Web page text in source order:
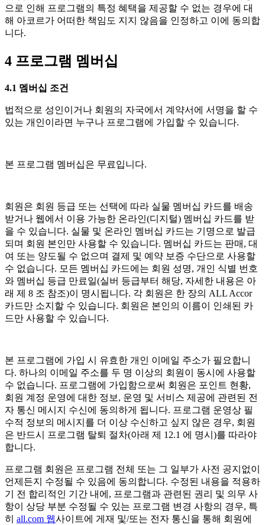
으로 인해 프로그램의 특정 혜택을 제공할 수 없는 경우에 대
해 아코르가 어떠한 책임도 지지 않음을 인정하고 이에 동의합
니다.
4 프로그램 멤버십
4.1 멤버십 조건
법적으로 성인이거나 회원의 자국에서 계약서에 서명을 할 수
있는 개인이라면 누구나 프로그램에 가입할 수 있습니다.
본 프로그램 멤버십은 무료입니다.
회원은 회원 등급 또는 선택에 따라 실물 멤버십 카드를 배송
받거나 웹에서 이용 가능한 온라인(디지털) 멤버십 카드를 받
을 수 있습니다. 실물 및 온라인 멤버십 카드는 기명으로 발급
되며 회원 본인만 사용할 수 있습니다. 멤버십 카드는 판매, 대
여 또는 양도될 수 없으며 결제 및 예약 보증 수단으로 사용할
수 없습니다. 모든 멤버십 카드에는 회원 성명, 개인 식별 번호
와 멤버십 등급 만료일(실버 등급부터 해당, 자세한 내용은 아
래 제 8 조 참조)이 명시됩니다. 각 회원은 한 장의 ALL Accor
카드만 소지할 수 있습니다. 회원은 본인의 이름이 인쇄된 카
드만 사용할 수 있습니다.
본 프로그램에 가입 시 유효한 개인 이메일 주소가 필요합니
다. 하나의 이메일 주소를 두 명 이상의 회원이 동시에 사용할
수 없습니다. 프로그램에 가입함으로써 회원은 포인트 현황,
회원 계정 운영에 대한 정보, 운영 및 서비스 제공에 관련된 전
자 통신 메시지 수신에 동의하게 됩니다. 프로그램 운영상 필
수적 정보의 메시지를 더 이상 수신하고 싶지 않은 경우, 회원
은 반드시 프로그램 탈퇴 절차(아래 제 12.1 에 명시)를 따라야
합니다.
프로그램 회원은 프로그램 전체 또는 그 일부가 사전 공지없이
언제든지 수정될 수 있음에 동의합니다. 수정된 내용을 적용하
기 전 합리적인 기간 내에, 프로그램과 관련된 권리 및 의무 사
항이 상당 부분 수정될 수 있는 프로그램 변경 사항의 경우, 특
히 all.com 웹사이트에 게재 및/또는 전자 통신을 통해 회원에